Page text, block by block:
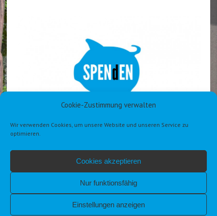
Cookie-Zustimmung verwalten
Wir verwenden Cookies, um unsere Website und unseren Service zu
optimieren.
Cookies akzeptieren
Nur funktionsfähig
Einstellungen anzeigen
DATENSCHUTZERKLÄRUNG DSGVO